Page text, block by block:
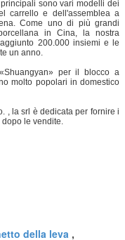
sono vari modelli dei
carrello e dell'assemblea a
Come uno di più grandi
in Cina, la nostra
200.000 insiemi e le
un anno.
per il blocco a
molto popolari in domestico
, la srl è dedicata per fornire i
le vendite.
della leva ,